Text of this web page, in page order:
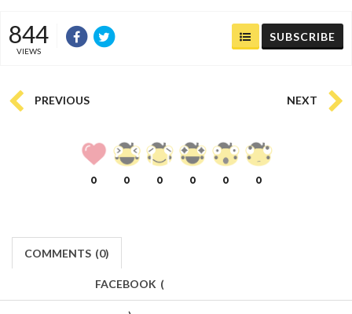
844
VIEWS
SUBSCRIBE
PREVIOUS NEXT
0 0 0 0 0 0
COMMENTS (0)
FACEBOOK (